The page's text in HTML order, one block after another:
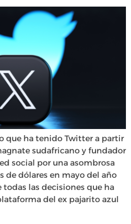
que ha tenido Twitter a partir
sudafricano y fundador
social por una asombrosa
de dólares en mayo del año
las decisiones que ha
del ex pajarito azul